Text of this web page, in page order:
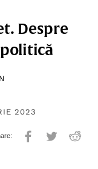
Despre
2023